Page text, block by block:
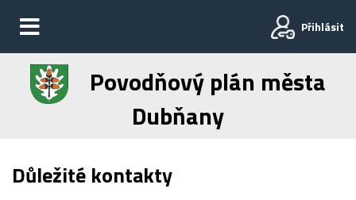
Přihlásit
Povodňový plán města
Dubňany
Důležité kontakty